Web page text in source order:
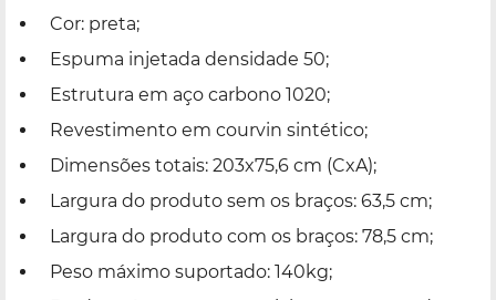
Cor: preta;
Espuma injetada densidade 50;
Estrutura em aço carbono 1020;
Revestimento em courvin sintético;
Dimensões totais: 203x75,6 cm (CxA);
Largura do produto sem os braços: 63,5 cm;
Largura do produto com os braços: 78,5 cm;
Peso máximo suportado: 140kg;